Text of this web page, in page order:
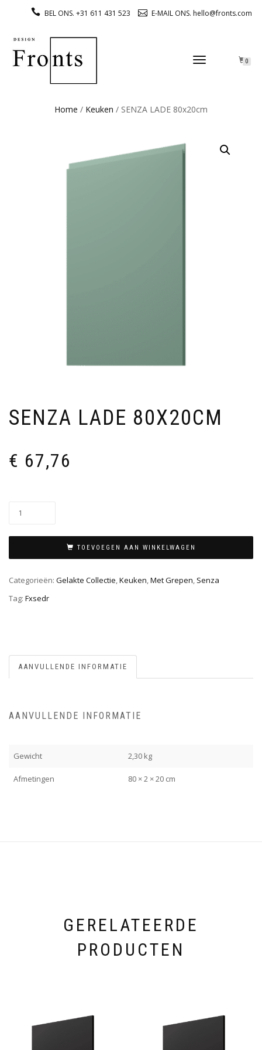
BEL ONS. +31 611 431 523 E-MAIL ONS. hello@fronts.com
TOGGLE
0
Home / Keuken / SENZA LADE 80x20cm
SENZA LADE 80X20CM
€ 67,76
TOEVOEGEN AAN WINKELWAGEN
Categorieën: Gelakte Collectie,Keuken,Met Grepen, Senza
Tag: Fxsedr
AANVULLENDE INFORMATIE
AANVULLENDE INFORMATIE
Gewicht 2,30 kg
Afmetingen 80 × 2 × 20 cm
GERELATEERDE
PRODUCTEN